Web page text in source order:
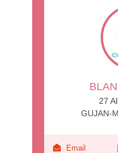
27
GUJAN-
Email